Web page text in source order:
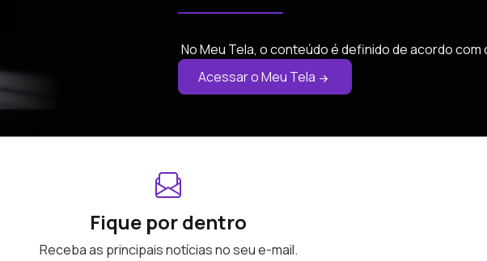
No Meu Tela, o conteúdo é definido de acordo
Acessar o Meu Tela
Fique por dentro
Receba as principais notícias no seu e-mail.